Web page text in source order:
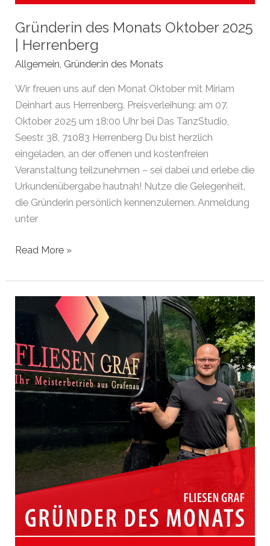
Gründerin des Monats Oktober 2025
| Herrenberg
Allgemein Gründer:in des Monats
Wir freuen uns auf den Monat Oktober mit Miriam
Deinhart aus Herrenberg. Preisverleihung: am 07.
Oktober 2025 um 18:00 Uhr bei Das TanzStudio,
Seestr. 38, 71083 Herrenberg Du bist herzlich
eingeladen, an der offenen und kostenfreien
Veranstaltung teilzunehmen – sei dabei und erlebe die
Urkundenübergabe hautnah! Nutze die Gelegenheit,
die Gründerin persönlich kennenzulernen. Anmeldung
unter
Gründerin
Monats
Oktober
|
Herrenberg
Read More »